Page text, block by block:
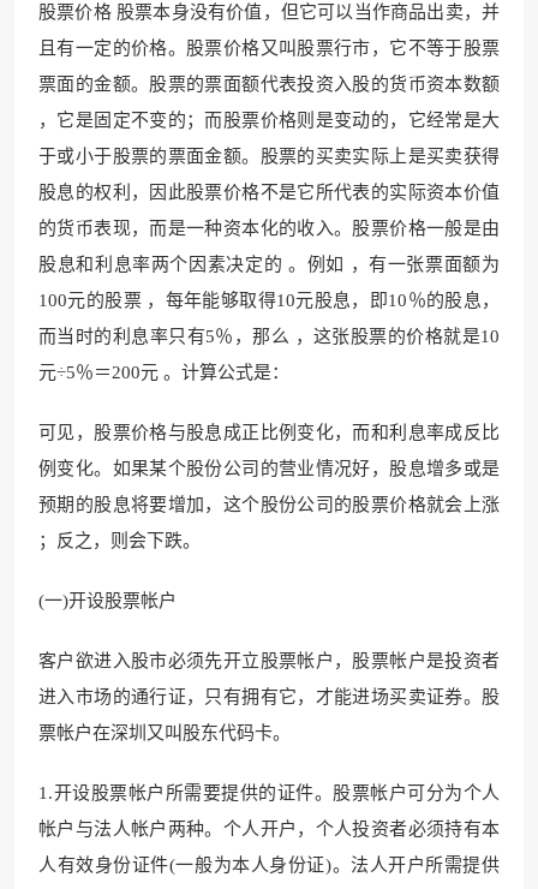
股票价格 股票本身没有价值，但它可以当作商品出卖，并
且有一定的价格。股票价格又叫股票行市，它不等于股票
票面的金额。股票的票面额代表投资入股的货币资本数额
，它是固定不变的；而股票价格则是变动的，它经常是大
于或小于股票的票面金额。股票的买卖实际上是买卖获得
股息的权利，因此股票价格不是它所代表的实际资本价值
的货币表现，而是一种资本化的收入。股票价格一般是由
股息和利息率两个因素决定的 。例如 ，有一张票面额为
100元的股票 ，每年能够取得10元股息，即10％的股息，
而当时的利息率只有5％，那么 ，这张股票的价格就是10
元÷5％＝200元 。计算公式是：
可见，股票价格与股息成正比例变化，而和利息率成反比
例变化。如果某个股份公司的营业情况好，股息增多或是
预期的股息将要增加，这个股份公司的股票价格就会上涨
；反之，则会下跌。
(一)开设股票帐户
客户欲进入股市必须先开立股票帐户，股票帐户是投资者
进入市场的通行证，只有拥有它，才能进场买卖证券。股
票帐户在深圳又叫股东代码卡。
1.开设股票帐户所需要提供的证件。股票帐户可分为个人
帐户与法人帐户两种。个人开户，个人投资者必须持有本
人有效身份证件(一般为本人身份证)。法人开户所需提供